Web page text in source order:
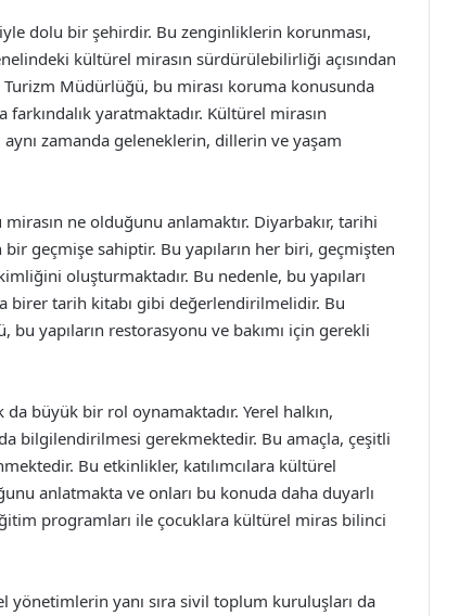
dolu bir şehirdir. Bu zenginliklerin korunması,
kültürel mirasın sürdürülebilirliği açısından
Müdürlüğü, bu mirası koruma konusunda
yaratmaktadır. Kültürel mirasın
aynı zamanda geleneklerin, dillerin ve yaşam
ne olduğunu anlamaktır. Diyarbakır, tarihi
geçmişe sahiptir. Bu yapıların her biri, geçmişten
oluşturmaktadır. Bu nedenle, bu yapıları
birer tarih kitabı gibi değerlendirilmelidir. Bu
yapıların restorasyonu ve bakımı için gerekli
büyük bir rol oynamaktadır. Yerel halkın,
bilgilendirilmesi gerekmektedir. Bu amaçla, çeşitli
Bu etkinlikler, katılımcılara kültürel
anlatmakta ve onları bu konuda daha duyarlı
programları ile çocuklara kültürel miras bilinci
yönetimlerin yanı sıra sivil toplum kuruluşları da